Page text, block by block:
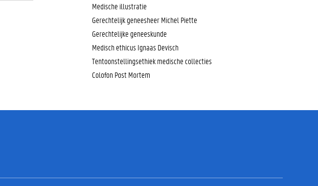
Medische illustratie
Gerechtelijk geneesheer Michel Piette
Gerechtelijke geneeskunde
Medisch ethicus Ignaas Devisch
Tentoonstellingsethiek medische collecties
Colofon Post Mortem